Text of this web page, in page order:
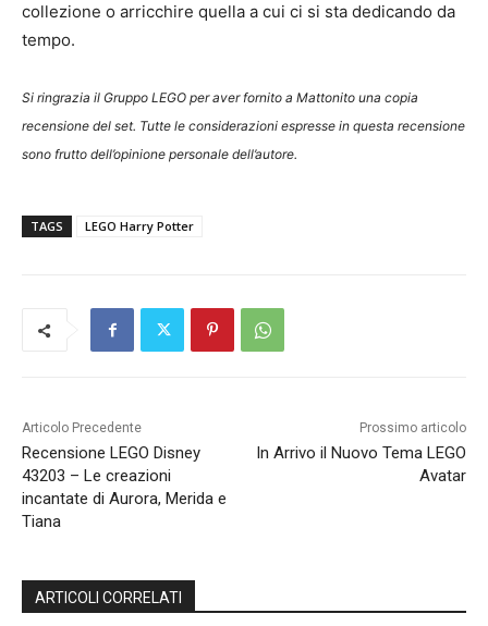
collezione o arricchire quella a cui ci si sta dedicando da
tempo.
Si ringrazia il Gruppo LEGO per aver fornito a Mattonito una copia
recensione del set. Tutte le considerazioni espresse in questa recensione
sono frutto dell’opinione personale dell’autore.
TAGS LEGO Harry Potter
Articolo Precedente
Recensione LEGO Disney
43203 – Le creazioni
incantate di Aurora, Merida e
Tiana
Prossimo articolo
In Arrivo il Nuovo Tema LEGO
Avatar
ARTICOLI CORRELATI